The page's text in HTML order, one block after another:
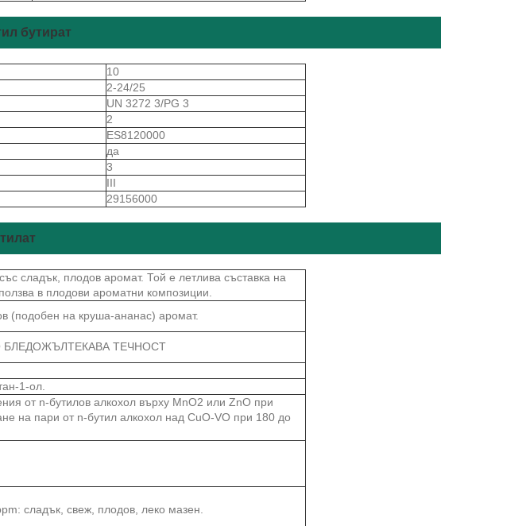
бутират
10
2-24/25
UN 3272 3/PG 3
2
ES8120000
да
3
III
29156000
сладък, плодов аромат. Той е летлива съставка на
в плодови ароматни композиции.
(подобен на круша-ананас) аромат.
БЛЕДОЖЪЛТЕКАВА ТЕЧНОСТ
1-ол.
от n-бутилов алкохол върху MnO2 или ZnO при
на пари от n-бутил алкохол над CuO-VO при 180 до
сладък, свеж, плодов, леко мазен.